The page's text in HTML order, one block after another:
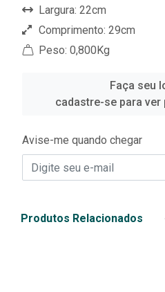
Largura: 22cm
Comprimento: 29cm
Peso: 0,800Kg
Faça seu
cadastre-se para
Avise-me quando chegar
Produtos Relacionados